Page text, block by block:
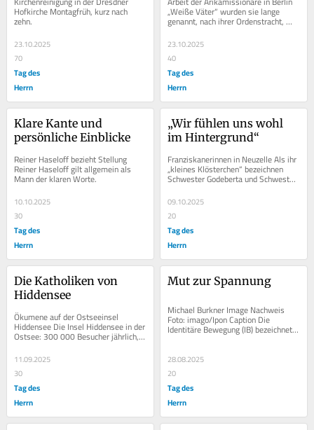
Hofkirche Montagfrüh, kurz nach
zehn.
23.10.2025
70
Tag des
Herrn
„Weiße Väter“ wurden sie lange
genannt, nach ihrer Ordenstracht,
einem in Nordafrika verbreiteten...
23.10.2025
40
Tag des
Herrn
Klare Kante und
persönliche Einblicke
Reiner Haseloff bezieht Stellung
Reiner Haseloff gilt allgemein als
Mann der klaren Worte.
10.10.2025
30
Tag des
Herrn
„Wir fühlen uns wohl
im Hintergrund“
Franziskanerinnen in Neuzelle Als ihr
„kleines Klösterchen“ bezeichnen
Schwester Godeberta und Schwester
09.10.2025
20
Tag des
Herrn
Die Katholiken von
Hiddensee
Ökumene auf der Ostseeinsel
Hiddensee Die Insel Hiddensee in der
Ostsee: 300 000 Besucher jährlich,
1000 Einwohner in vier Orten, mit
zwölf...
11.09.2025
30
Tag des
Herrn
Mut zur Spannung
Michael Burkner Image Nachweis
Foto: imago/Ipon Caption Die
Identitäre Bewegung (IB) bezeichnet
28.08.2025
20
Tag des
Herrn